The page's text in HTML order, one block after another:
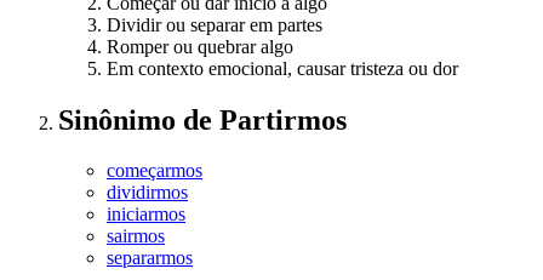
Dividir ou separar em partes
Romper ou quebrar algo
Em contexto emocional, causar tristeza ou dor
Sinônimo de Partirmos
começarmos
dividirmos
iniciarmos
sairmos
separarmos